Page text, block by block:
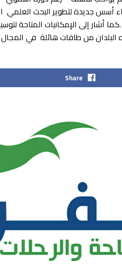
أسس جديدة لتطوير البحث العلمي
أشار إلى الإمكانيات المتاحة
البلدان من طاقات هائلة في
Share